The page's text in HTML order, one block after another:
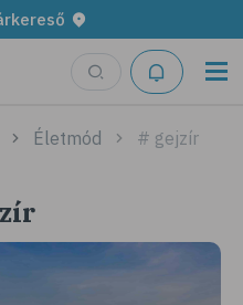
Életmód # gejzír